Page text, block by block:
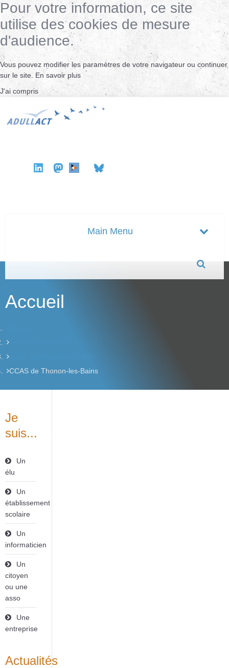
Pour votre information, ce site
utilise des cookies de mesure
d'audience.
Vous pouvez modifier les paramètres de votre navigateur ou continuer
sur le site. En savoir plus
J'ai compris
Accueil
CCAS de Thonon-les-Bains
Je
suis...
Un
élu
Un
établissement
scolaire
Un
informaticien
Un
citoyen
ou une
asso
Une
entreprise
Actualités